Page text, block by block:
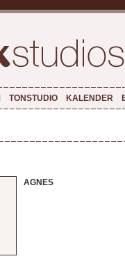
TONSTUDIO KALENDER
AGNES